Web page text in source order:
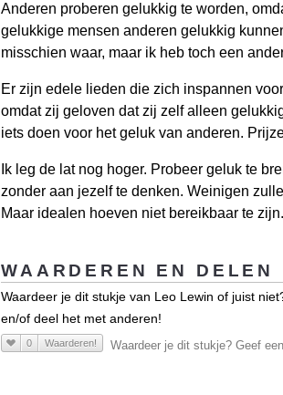
Anderen proberen gelukkig te worden,
gelukkige mensen anderen gelukkig
misschien waar, maar ik heb toch een
Er zijn edele lieden die zich inspannen
omdat zij geloven dat zij zelf alleen
iets doen voor het geluk van anderen.
Ik leg de lat nog hoger. Probeer geluk te
zonder aan jezelf te denken. Weinigen
Maar idealen hoeven niet bereikbaar te zijn.
WAARDEREN EN DELEN
Waardeer je dit stukje van Leo Lewin of juist
en/of deel het met anderen!
0 Waarderen! Waardeer je dit stukje? Geef